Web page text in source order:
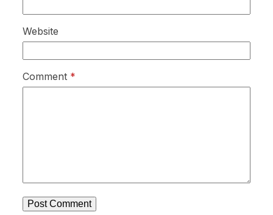
Website
Comment *